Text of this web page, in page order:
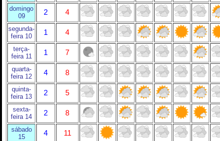
domingo
09
2 4
segunda-
feira 10
1 4
terça-
feira 11
1 7
quarta-
feira 12
4 8
quinta-
feira 13
2 5
sexta-
feira 14
2 8
sábado
15
4 11